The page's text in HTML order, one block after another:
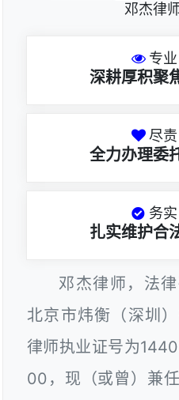
邓杰律
专业
深耕厚积聚
尽责
全力办理委
务实
扎实维护合
邓杰律师，法
北京市炜衡（深圳）
律师执业证号为
00，现（或曾）兼